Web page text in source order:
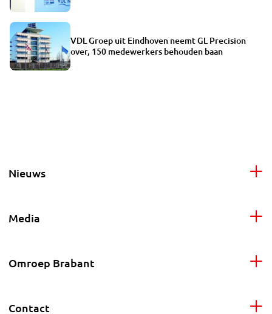
VDL Groep uit Eindhoven neemt GL Precision
over, 150 medewerkers behouden baan
Nieuws
Media
Omroep Brabant
Contact